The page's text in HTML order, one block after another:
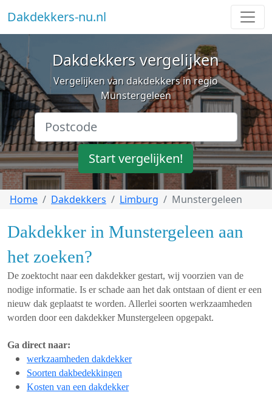
Dakdekkers-nu.nl
Dakdekkers vergelijken
Vergelijken van dakdekkers in regio
Munstergeleen
Start vergelijken!
Home Dakdekkers Limburg Munstergeleen
Dakdekker in Munstergeleen aan
het zoeken?
De zoektocht naar een dakdekker gestart, wij voorzien van de
nodige informatie. Is er schade aan het dak ontstaan of dient er een
nieuw dak geplaatst te worden. Allerlei soorten werkzaamheden
worden door een dakdekker Munstergeleen opgepakt.
Ga direct naar:
werkzaamheden dakdekker
Soorten dakbedekkingen
Kosten van een dakdekker